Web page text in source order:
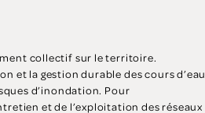
collectif sur le territoire.
et la gestion durable des cours d’eau
d’inondation. Pour
et de l’exploitation des réseaux